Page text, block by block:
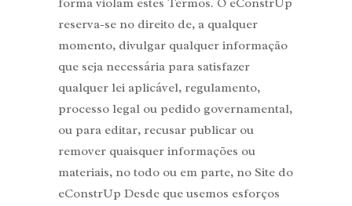
forma violam estes Termos. O eConstrUp
reserva-se no direito de, a qualquer
momento, divulgar qualquer informação
que seja necessária para satisfazer
qualquer lei aplicável, regulamento,
processo legal ou pedido governamental,
ou para editar, recusar publicar ou
remover quaisquer informações ou
materiais, no todo ou em parte, no Site do
eConstrUp Desde que usemos esforços